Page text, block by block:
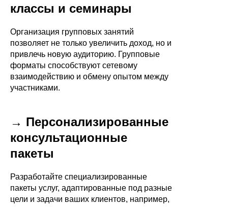
классы и семинары
Организация групповых занятий
позволяет не только увеличить доход, но и
привлечь новую аудиторию. Групповые
форматы способствуют сетевому
взаимодействию и обмену опытом между
участниками.
→ Персонализированные
консультационные
пакеты
Разработайте специализированные
пакеты услуг, адаптированные под разные
цели и задачи ваших клиентов, например,